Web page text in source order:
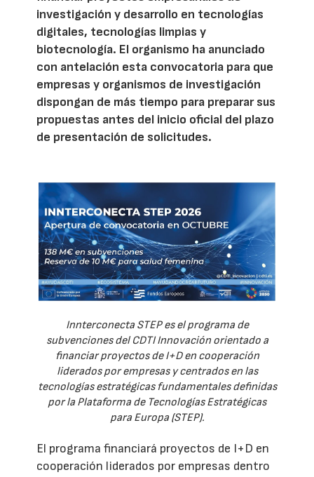
investigación y desarrollo en tecnologías
digitales, tecnologías limpias y
biotecnología. El organismo ha anunciado
con antelación esta convocatoria para que
empresas y organismos de investigación
dispongan de más tiempo para preparar sus
propuestas antes del inicio oficial del plazo
de presentación de solicitudes.
Innterconecta STEP es el programa de
subvenciones del CDTI Innovación orientado a
financiar proyectos de I+D en cooperación
liderados por empresas y centrados en las
tecnologías estratégicas fundamentales definidas
por la Plataforma de Tecnologías Estratégicas
para Europa (STEP).
El programa financiará proyectos de I+D en
cooperación liderados por empresas dentro